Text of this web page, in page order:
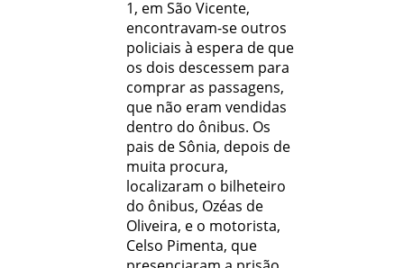
1, em São Vicente,
encontravam-se outros
policiais à espera de que
os dois descessem para
comprar as passagens,
que não eram vendidas
dentro do ônibus. Os
pais de Sônia, depois de
muita procura,
localizaram o bilheteiro
do ônibus, Ozéas de
Oliveira, e o motorista,
Celso Pimenta, que